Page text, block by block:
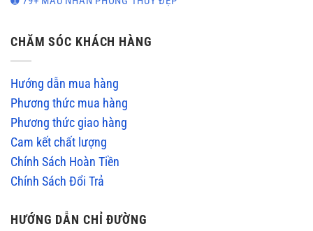
CHĂM SÓC KHÁCH HÀNG
Hướng dẫn mua hàng
Phương thức mua hàng
Phương thức giao hàng
Cam kết chất lượng
Chính Sách Hoàn Tiền
Chính Sách Đổi Trả
HƯỚNG DẪN CHỈ ĐƯỜNG